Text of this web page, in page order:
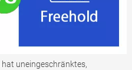
hat uneingeschränktes,